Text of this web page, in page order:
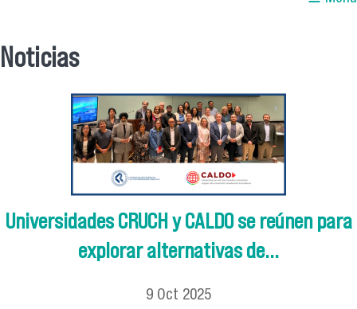
Noticias
Universidades CRUCH y CALDO se reúnen para
explorar alternativas de...
9 Oct 2025